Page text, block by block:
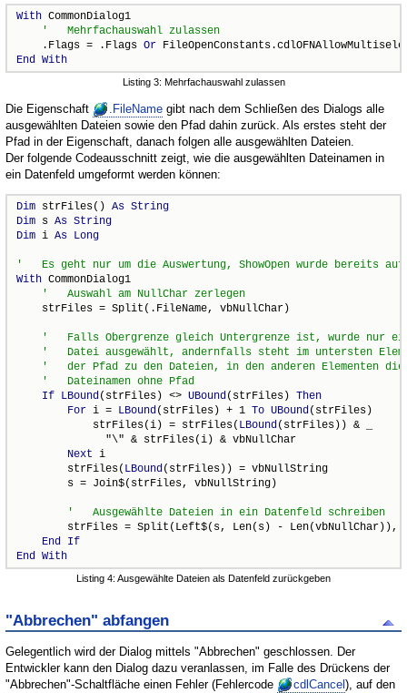
With CommonDialog1
    .Flags = .Flags
Or
End With
Listing 3: Mehrfachauswahl zulassen
Die Eigenschaft .FileName gibt nach dem Schließen des Dialogs alle
ausgewählten Dateien sowie den Pfad dahin zurück. Als erstes steht der
Pfad in der Eigenschaft, danach folgen alle ausgewählten Dateien.
Der folgende Codeausschnitt zeigt, wie die ausgewählten Dateinamen in
ein Datenfeld umgeformt werden können:
Dim strFiles() As String
Dim s As String
Dim i As Long
With CommonDialog1
    strFiles = Split(.FileName, vbNullChar)
If LBound(strFiles) <> UBound(strFiles) Then
For i = LBound(strFiles) + 1 To UBound(strFiles)
            strFiles(i) = strFiles(
LBound(strFiles)) & _
              "\" & strFiles(i) & vbNullChar
Next i
        strFiles(
LBound(strFiles)) = vbNullString
        s = Join$(strFiles, vbNullString)
strFiles = Split(Left$(s, Len(s) - Len(vbNullChar)),
End If
End With
Listing 4: Ausgewählte Dateien als Datenfeld zurückgeben
"Abbrechen" abfangen
Gelegentlich wird der Dialog mittels "Abbrechen" geschlossen. Der
Entwickler kann den Dialog dazu veranlassen, im Falle des Drückens der
"Abbrechen"-Schaltfläche einen Fehler (Fehlercode
cdlCancel), auf den